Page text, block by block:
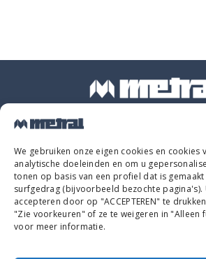
We gebruiken onze eigen cookies en cookies
analytische doeleinden en om u
tonen op basis van een profiel dat is
surfgedrag (bijvoorbeeld bezochte pagina's).
accepteren door op "ACCEPTEREN" te
"Zie voorkeuren" of ze te weigeren in "Alleen
voor meer informatie.
+34 972 16 06 06